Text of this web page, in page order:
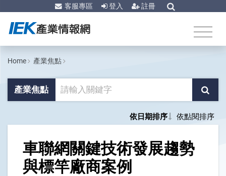
客服專區 登入 註冊
Home 產業焦點
產業焦點
依日期排序 依點閱排序
車聯網關鍵技術發展趨勢
與標竿廠商案例